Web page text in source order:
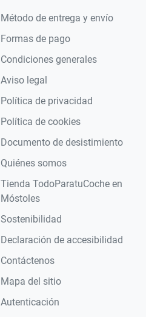
Método de entrega y envío
Formas de pago
Condiciones generales
Aviso legal
Política de privacidad
Política de cookies
Documento de desistimiento
Quiénes somos
Tienda TodoParatuCoche en
Móstoles
Sostenibilidad
Declaración de accesibilidad
Contáctenos
Mapa del sitio
Autenticación